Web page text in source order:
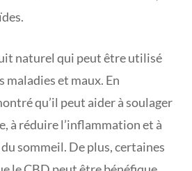
naturel qui peut être utilisé
et maux. En
qu’il peut aider à soulager
à réduire l’inflammation et à
sommeil. De plus, certaines